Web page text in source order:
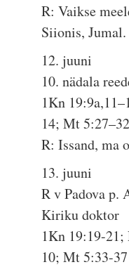
R: Vaikse
Siionis, Jumal.
12. juuni
10. nädala
1Kn
14; Mt 5:27–32
R: Issand, ma
13. juuni
R v Padova p.
Kiriku doktor
1Kn 19:19-21;
10; Mt 5:33-37